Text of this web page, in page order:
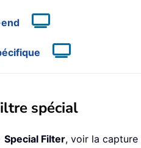
spécial
Special Filter, voir la capture